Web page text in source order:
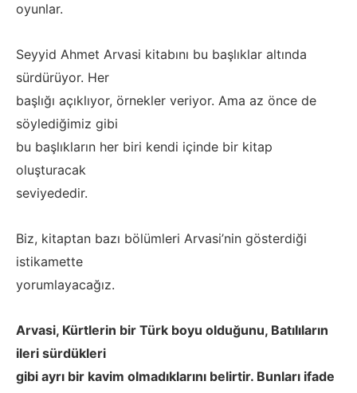
oyunlar.
Seyyid Ahmet Arvasi kitabını bu başlıklar altında
sürdürüyor. Her
başlığı açıklıyor, örnekler veriyor. Ama az önce de
söylediğimiz gibi
bu başlıkların her biri kendi içinde bir kitap
oluşturacak
seviyededir.
Biz, kitaptan bazı bölümleri Arvasi’nin gösterdiği
istikamette
yorumlayacağız.
Arvasi, Kürtlerin bir Türk boyu olduğunu, Batılıların
ileri sürdükleri
gibi ayrı bir kavim olmadıklarını belirtir. Bunları ifade